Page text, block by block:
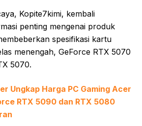
Kopite7kimi, kembali
penting mengenai produk
spesifikasi kartu
menengah, GeForce RTX 5070
5070.
Ungkap Harga PC Gaming Acer
RTX 5090 dan RTX 5080